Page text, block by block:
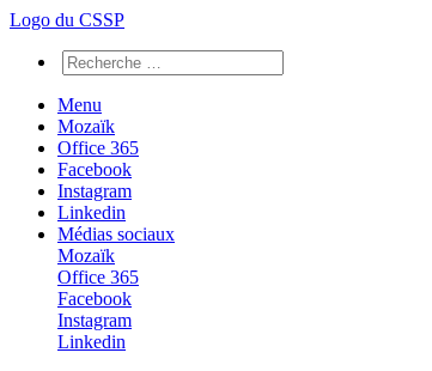
Logo du CSSP
Menu
Mozaïk
Office 365
Facebook
Instagram
Linkedin
Médias sociaux
Mozaïk
Office 365
Facebook
Instagram
Linkedin